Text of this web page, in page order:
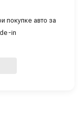
покупке авто за
in